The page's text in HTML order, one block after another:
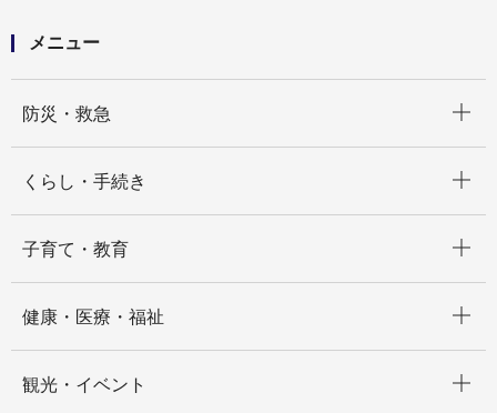
メニュー
防災・救急
くらし・手続き
子育て・教育
健康・医療・福祉
観光・イベント